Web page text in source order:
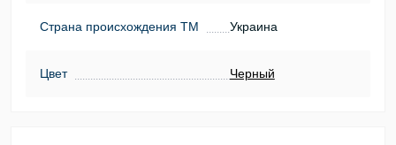
Страна происхождения ТМ Украина
Цвет Черный